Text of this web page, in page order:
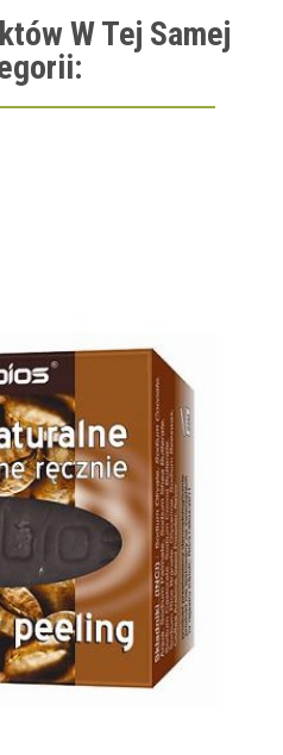
W Tej Samej